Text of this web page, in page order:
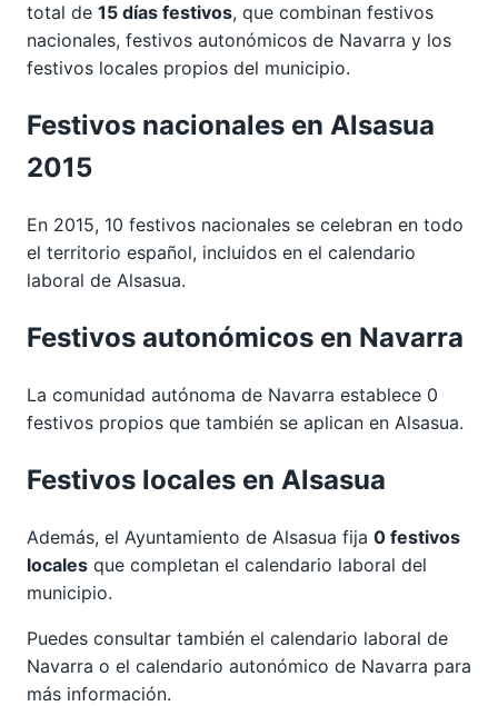
total de 15 días festivos, que combinan festivos
nacionales, festivos autonómicos de Navarra y los
festivos locales propios del municipio.
Festivos nacionales en Alsasua
2015
En 2015, 10 festivos nacionales se celebran en todo
el territorio español, incluidos en el calendario
laboral de Alsasua.
Festivos autonómicos en Navarra
La comunidad autónoma de Navarra establece 0
festivos propios que también se aplican en Alsasua.
Festivos locales en Alsasua
Además, el Ayuntamiento de Alsasua fija 0 festivos
locales que completan el calendario laboral del
municipio.
Puedes consultar también el calendario laboral de
Navarra o el calendario autonómico de Navarra para
más información.